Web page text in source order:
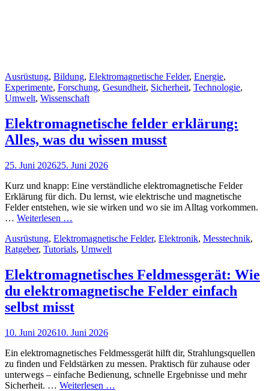
Cat
Links
Ausrüstung, Bildung, Elektromagnetische Felder, Energie,
Experimente, Forschung, Gesundheit, Sicherheit, Technologie,
Umwelt, Wissenschaft
Elektromagnetische felder erklärung:
Alles, was du wissen musst
Posted
25. Juni 202625. Juni 2026
Kurz und knapp: Eine verständliche elektromagnetische Felder
Erklärung für dich. Du lernst, wie elektrische und magnetische
Felder entstehen, wie sie wirken und wo sie im Alltag vorkommen.
… Weiterlesen …
erklärung:
Alles,
du
wissen
musst
Cat
Links
Ausrüstung, Elektromagnetische Felder, Elektronik, Messtechnik,
Ratgeber, Tutorials, Umwelt
Elektromagnetisches Feldmessgerät: Wie
du elektromagnetische Felder einfach
selbst misst
Posted
10. Juni 202610. Juni 2026
Ein elektromagnetisches Feldmessgerät hilft dir, Strahlungsquellen
zu finden und Feldstärken zu messen. Praktisch für zuhause oder
unterwegs – einfache Bedienung, schnelle Ergebnisse und mehr
Sicherheit. … Weiterlesen …